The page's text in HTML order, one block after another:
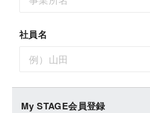
社員名
My STAGE会員登録